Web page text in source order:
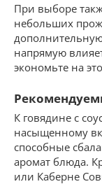
При выборе
небольших
напрямую
экономьте на
К говядине с
насыщенному
способные
аромат блюда.
или Каберне